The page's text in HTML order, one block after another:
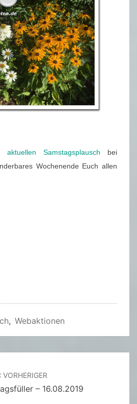
aktuellen Samstagsplausch bei
Wochenende Euch allen
, Webaktionen
VORHERIGER
– 16.08.2019